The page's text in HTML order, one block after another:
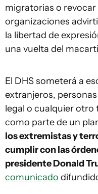
migratorias o revocar
organizaciones
la libertad de
una vuelta del
El DHS someterá a
extranjeros,
legal o cualquier
como parte de un
los extremistas y
cumplir con las
presidente Donald
comunicado